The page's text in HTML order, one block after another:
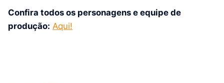
Confira todos os personagens e equipe de
produção: Aqui!